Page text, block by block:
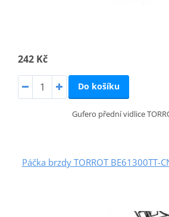
242 Kč
Do košíku
Gufero přední vidlice
Páčka brzdy TORROT BE61300TT-